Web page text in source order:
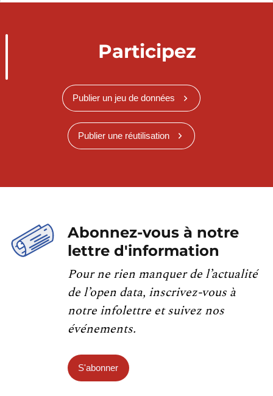
Participez
Publier un jeu de données
Publier une réutilisation
Abonnez-vous à notre
lettre d'information
Pour ne rien manquer de l’actualité
de l’open data, inscrivez-vous à
notre infolettre et suivez nos
événements.
S'abonner